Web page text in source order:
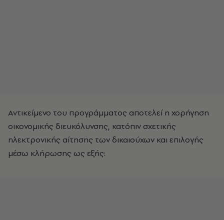
Αντικείμενο του προγράμματος αποτελεί η χορήγηση
οικονομικής διευκόλυνσης, κατόπιν σχετικής
ηλεκτρονικής αίτησης των δικαιούχων και επιλογής
μέσω κλήρωσης ως εξής: